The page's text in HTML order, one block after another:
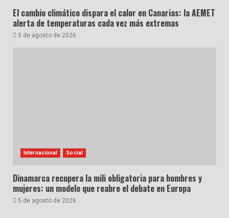
El cambio climático dispara el calor en Canarias: la AEMET
alerta de temperaturas cada vez más extremas
5 de agosto de 2026
Internacional Social
Dinamarca recupera la mili obligatoria para hombres y
mujeres: un modelo que reabre el debate en Europa
5 de agosto de 2026